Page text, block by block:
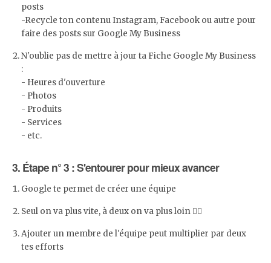
posts
-Recycle ton contenu Instagram, Facebook ou autre pour
faire des posts sur Google My Business
N'oublie pas de mettre à jour ta Fiche Google My Business
:
- Heures d'ouverture
- Photos
- Produits
- Services
- etc.
3. Étape n° 3 : S'entourer pour mieux avancer
Google te permet de créer une équipe
Seul on va plus vite, à deux on va plus loin 👯‍♂️
Ajouter un membre de l'équipe peut multiplier par deux
tes efforts